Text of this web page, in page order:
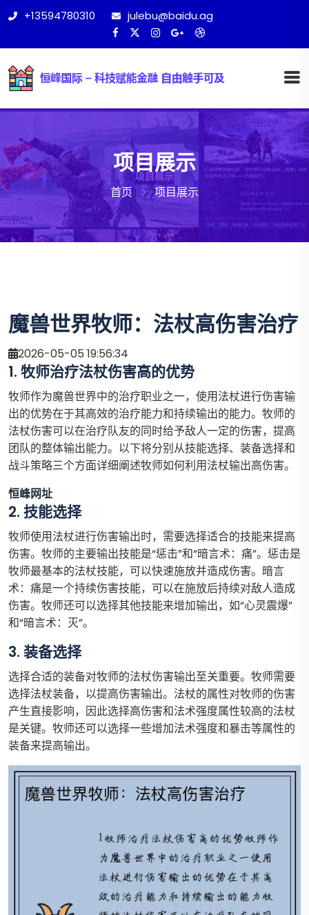
+13594780310 julebu@baidu.ag
项目展示
首页 项目展示
魔兽世界牧师：法杖高伤害治疗
2026-05-05 19:56:34
1. 牧师治疗法杖伤害高的优势
牧师作为魔兽世界中的治疗职业之一，使用法杖进行伤害输
出的优势在于其高效的治疗能力和持续输出的能力。牧师的
法杖伤害可以在治疗队友的同时给予敌人一定的伤害，提高
团队的整体输出能力。以下将分别从技能选择、装备选择和
战斗策略三个方面详细阐述牧师如何利用法杖输出高伤害。
恒峰网址
2. 技能选择
牧师使用法杖进行伤害输出时，需要选择适合的技能来提高
伤害。牧师的主要输出技能是“惩击”和“暗言术：痛”。惩击是
牧师最基本的法杖技能，可以快速施放并造成伤害。暗言
术：痛是一个持续伤害技能，可以在施放后持续对敌人造成
伤害。牧师还可以选择其他技能来增加输出，如“心灵震爆”
和“暗言术：灭”。
3. 装备选择
选择合适的装备对牧师的法杖伤害输出至关重要。牧师需要
选择法杖装备，以提高伤害输出。法杖的属性对牧师的伤害
产生直接影响，因此选择高伤害和法术强度属性较高的法杖
是关键。牧师还可以选择一些增加法术强度和暴击等属性的
装备来提高输出。